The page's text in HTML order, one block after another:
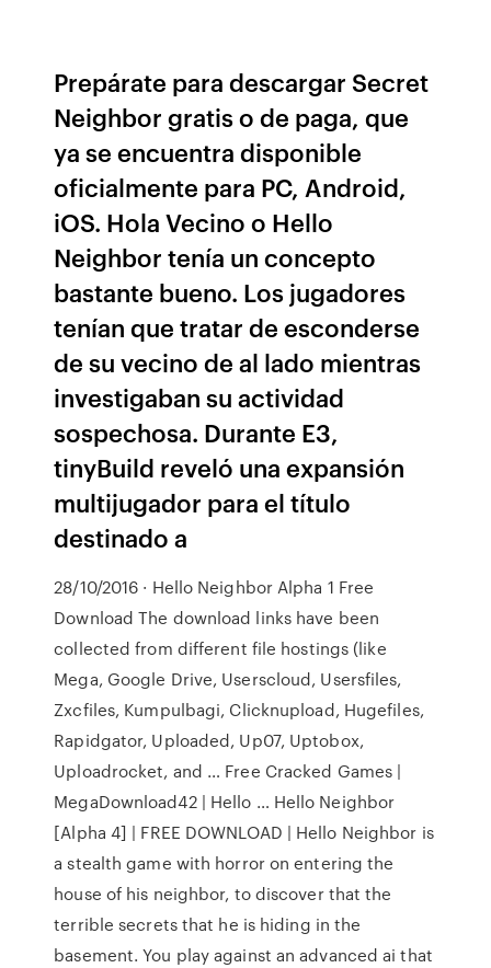
Prepárate para descargar Secret
Neighbor gratis o de paga, que
ya se encuentra disponible
oficialmente para PC, Android,
iOS. Hola Vecino o Hello
Neighbor tenía un concepto
bastante bueno. Los jugadores
tenían que tratar de esconderse
de su vecino de al lado mientras
investigaban su actividad
sospechosa. Durante E3,
tinyBuild reveló una expansión
multijugador para el título
destinado a
28/10/2016 · Hello Neighbor Alpha 1 Free
Download The download links have been
collected from different file hostings (like
Mega, Google Drive, Userscloud, Usersfiles,
Zxcfiles, Kumpulbagi, Clicknupload, Hugefiles,
Rapidgator, Uploaded, Up07, Uptobox,
Uploadrocket, and … Free Cracked Games |
MegaDownload42 | Hello … Hello Neighbor
[Alpha 4] | FREE DOWNLOAD | Hello Neighbor is
a stealth game with horror on entering the
house of his neighbor, to discover that the
terrible secrets that he is hiding in the
basement. You play against an advanced ai that